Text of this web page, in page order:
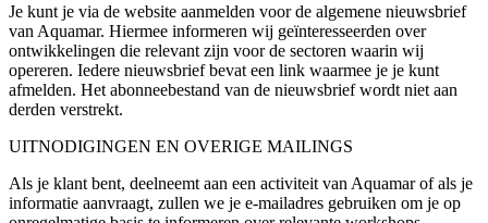
Je kunt je via de website aanmelden voor de algemene nieuwsbrief
van Aquamar. Hiermee informeren wij geïnteresseerden over
ontwikkelingen die relevant zijn voor de sectoren waarin wij
opereren. Iedere nieuwsbrief bevat een link waarmee je je kunt
afmelden. Het abonneebestand van de nieuwsbrief wordt niet aan
derden verstrekt.
UITNODIGINGEN EN OVERIGE MAILINGS
Als je klant bent, deelneemt aan een activiteit van Aquamar of als je
informatie aanvraagt, zullen we je e-mailadres gebruiken om je op